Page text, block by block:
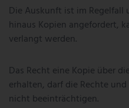
Die Auskunft ist im
hinaus Kopien angefordert,
verlangt werden.
Das Recht eine Kopie über
erhalten, darf die Rechte
nicht beeinträchtigen.